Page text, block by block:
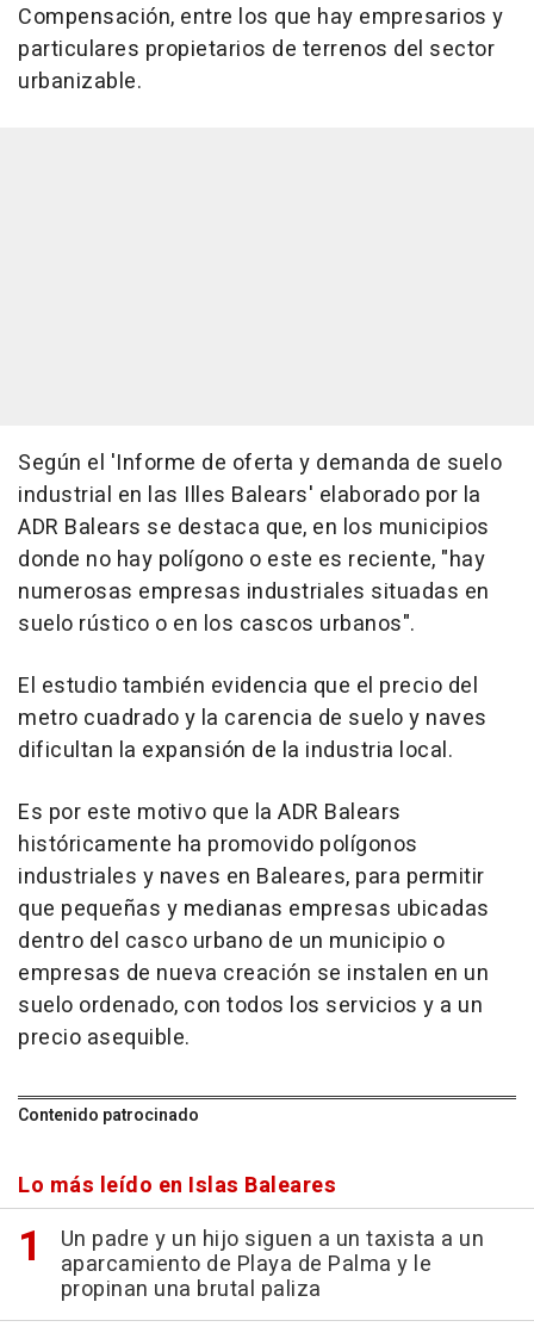
Compensación, entre los que hay empresarios y
particulares propietarios de terrenos del sector
urbanizable.
Según el 'Informe de oferta y demanda de suelo
industrial en las Illes Balears' elaborado por la
ADR Balears se destaca que, en los municipios
donde no hay polígono o este es reciente, "hay
numerosas empresas industriales situadas en
suelo rústico o en los cascos urbanos".
El estudio también evidencia que el precio del
metro cuadrado y la carencia de suelo y naves
dificultan la expansión de la industria local.
Es por este motivo que la ADR Balears
históricamente ha promovido polígonos
industriales y naves en Baleares, para permitir
que pequeñas y medianas empresas ubicadas
dentro del casco urbano de un municipio o
empresas de nueva creación se instalen en un
suelo ordenado, con todos los servicios y a un
precio asequible.
Contenido patrocinado
Lo más leído en Islas Baleares
Un padre y un hijo siguen a un taxista a un
aparcamiento de Playa de Palma y le
propinan una brutal paliza